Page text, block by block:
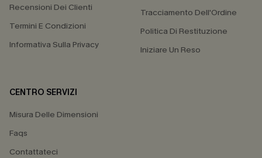
Recensioni Dei Clienti
Termini E Condizioni
Informativa Sulla Privacy
Tracciamento Dell'Ordine
Politica Di Restituzione
Iniziare Un Reso
CENTRO SERVIZI
Misura Delle Dimensioni
Faqs
Contattateci